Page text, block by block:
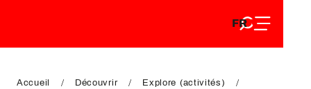
DE
FR
EN
Accueil Découvrir
Explore (activités)